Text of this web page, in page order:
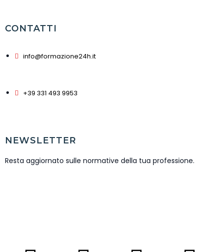
CONTATTI
info@formazione24h.it
+39 331 493 9953
NEWSLETTER
Resta aggiornato sulle normative della tua professione.